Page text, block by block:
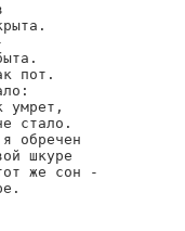
пот.
умрет,
стало.
обречен
шкуре
же сон -